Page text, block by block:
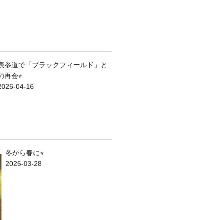
参道で「ブラックフィールド」と
再会⭐︎
04-16
冬から春に⭐︎
2026-03-28